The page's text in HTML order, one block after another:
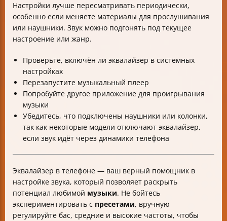
Настройки лучше пересматривать периодически,
особенно если меняете материалы для прослушивания
или наушники. Звук можно подгонять под текущее
настроение или жанр.
Проверьте, включён ли эквалайзер в системных
настройках
Перезапустите музыкальный плеер
Попробуйте другое приложение для проигрывания
музыки
Убедитесь, что подключены наушники или колонки,
так как некоторые модели отключают эквалайзер,
если звук идёт через динамики телефона
Эквалайзер в телефоне — ваш верный помощник в
настройке звука, который позволяет раскрыть
потенциал любимой музыки. Не бойтесь
экспериментировать с пресетами, вручную
регулируйте бас, средние и высокие частоты, чтобы